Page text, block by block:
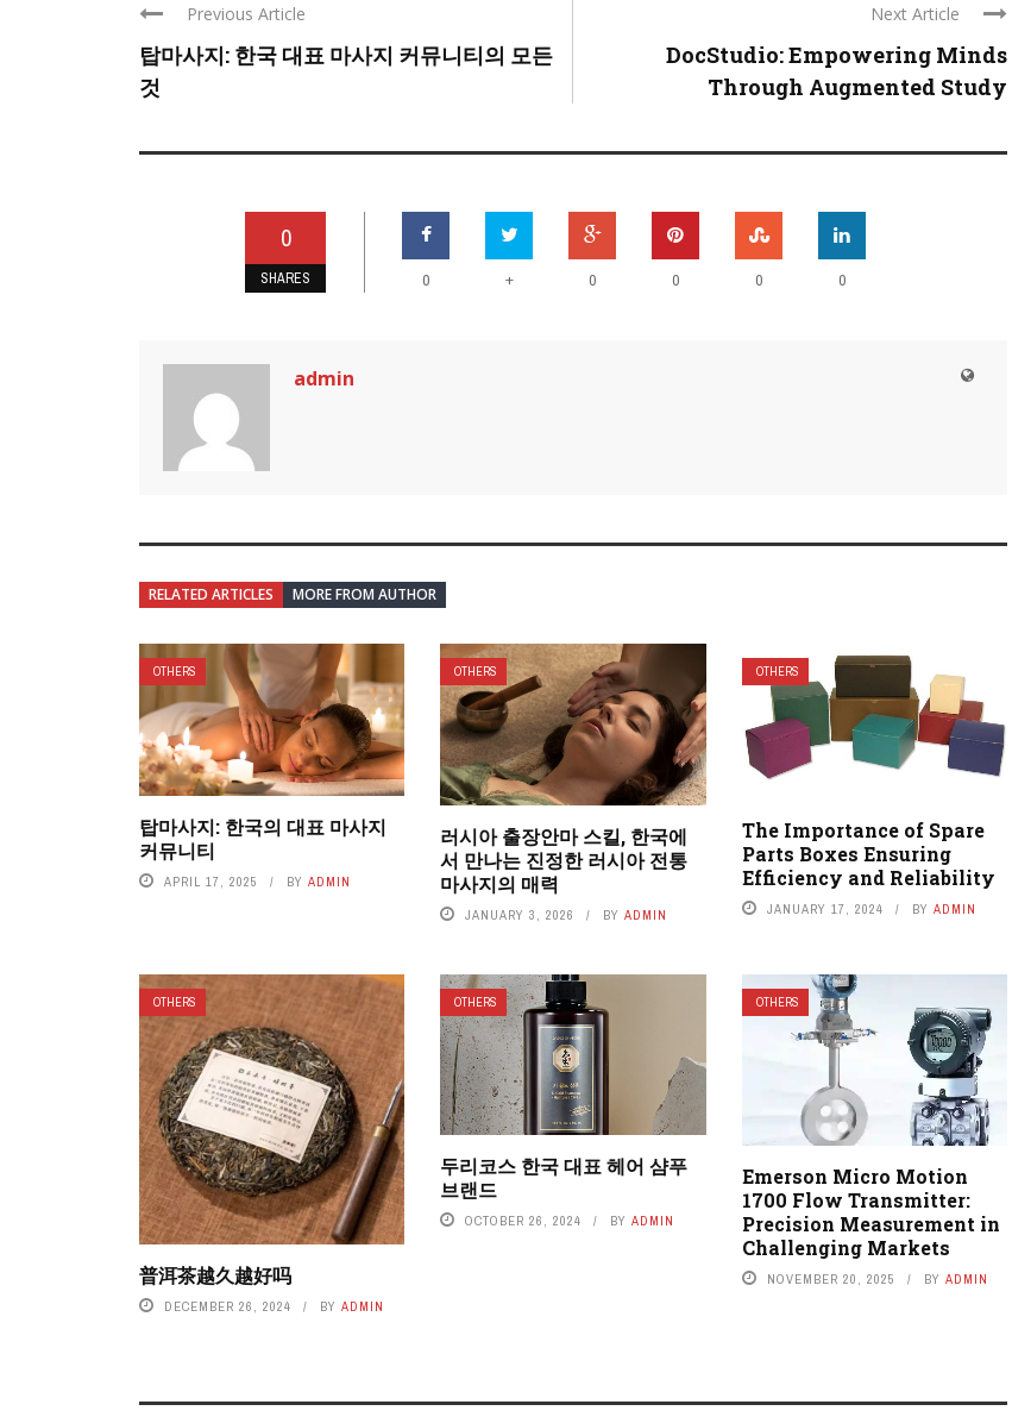
Previous Article
탑마사지: 한국 대표 마사지 커뮤니티의 모든
것
Next Article
DocStudio: Empowering Minds
Through Augmented Study
0
SHARES 0 + 0 0 0 0
admin
RELATED ARTICLES MORE FROM AUTHOR
OTHERS
탑마사지: 한국의 대표 마사지
커뮤니티
APRIL 17, 2025 BY ADMIN
OTHERS
러시아 출장안마 스킬, 한국에
서 만나는 진정한 러시아 전통
마사지의 매력
JANUARY 3, 2026 BYADMIN
OTHERS
The Importance of Spare
Parts Boxes Ensuring
Efficiency and Reliability
JANUARY 17, 2024 BY ADMIN
OTHERS
普洱茶越久越好吗
DECEMBER 26, 2024 BY ADMIN
OTHERS
두리코스 한국 대표 헤어 샴푸
브랜드
OCTOBER 26, 2024 BYADMIN
OTHERS
Emerson Micro Motion
1700 Flow Transmitter:
Precision Measurement in
Challenging Markets
NOVEMBER 20, 2025 BY ADMIN